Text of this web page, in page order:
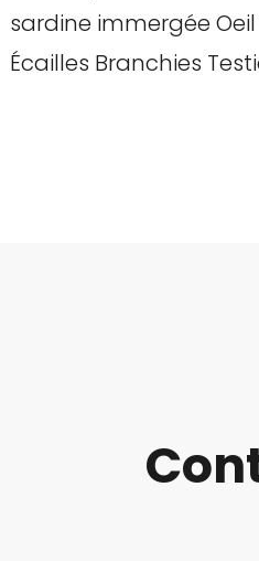
sardine immergée
Écailles Branchies